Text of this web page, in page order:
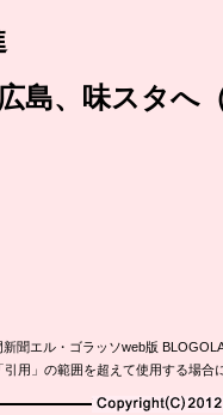
島、味スタへ
聞エル・ゴラッソweb版
用」の範囲を超えて使用する場